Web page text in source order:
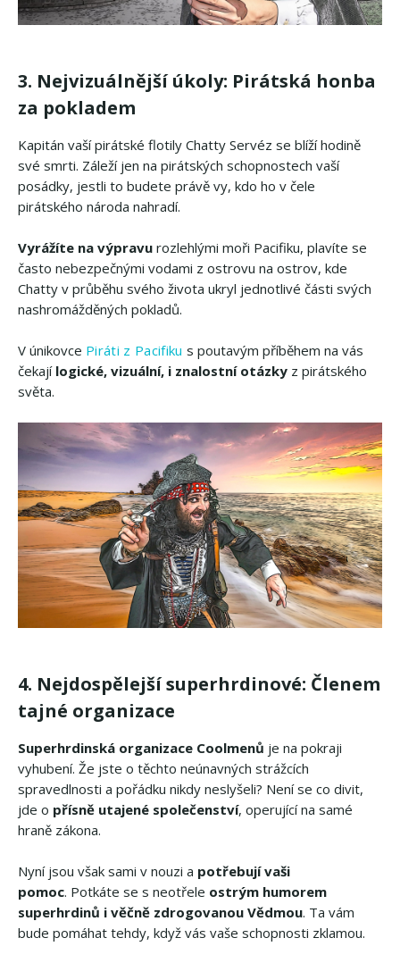
3. Nejvizuálnější úkoly: Pirátská honba
za pokladem
Kapitán vaší pirátské flotily Chatty Servéz se blíží hodině
své smrti. Záleží jen na pirátských schopnostech vaší
posádky, jestli to budete právě vy, kdo ho v čele
pirátského národa nahradí.
Vyrážíte na výpravu rozlehlými moři Pacifiku, plavíte se
často nebezpečnými vodami z ostrovu na ostrov, kde
Chatty v průběhu svého života ukryl jednotlivé části svých
nashromážděných pokladů.
V únikovce Piráti z Pacifiku s poutavým příběhem na vás
čekají logické, vizuální, i znalostní otázky z pirátského
světa.
4. Nejdospělejší superhrdinové: Členem
tajné organizace
Superhrdinská organizace Coolmenů je na pokraji
vyhubení. Že jste o těchto neúnavných strážcích
spravedlnosti a pořádku nikdy neslyšeli? Není se co divit,
jde o přísně utajené společenství, operující na samé
hraně zákona.
Nyní jsou však sami v nouzi a potřebují vaši
pomoc. Potkáte se s neotřele ostrým humorem
superhrdinů i věčně zdrogovanou Vědmou. Ta vám
bude pomáhat tehdy, když vás vaše schopnosti zklamou.